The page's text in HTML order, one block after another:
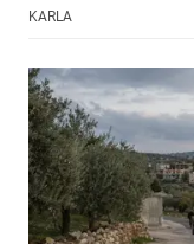
KARLA